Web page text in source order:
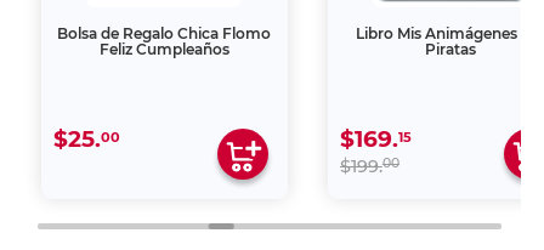
Bolsa de Regalo Chica Flomo
Feliz Cumpleaños
$25.00
Libro Mis Animágenes
Piratas
$169.15
$199.00